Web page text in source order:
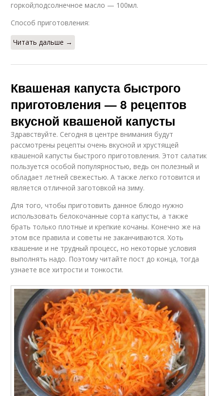
горкой;подсолнечное масло — 100мл.
Способ приготовления:
Читать дальше →
Квашеная капуста быстрого
приготовления — 8 рецептов
вкусной квашеной капусты
Здравствуйте. Сегодня в центре внимания будут
рассмотрены рецепты очень вкусной и хрустящей
квашеной капусты быстрого приготовления. Этот салатик
пользуется особой популярностью, ведь он полезный и
обладает летней свежестью. А также легко готовится и
является отличной заготовкой на зиму.
Для того, чтобы приготовить данное блюдо нужно
использовать белокочанные сорта капусты, а также
брать только плотные и крепкие кочаны. Конечно же на
этом все правила и советы не заканчиваются. Хоть
квашение и не трудный процесс, но некоторые условия
выполнять надо. Поэтому читайте пост до конца, тогда
узнаете все хитрости и тонкости.